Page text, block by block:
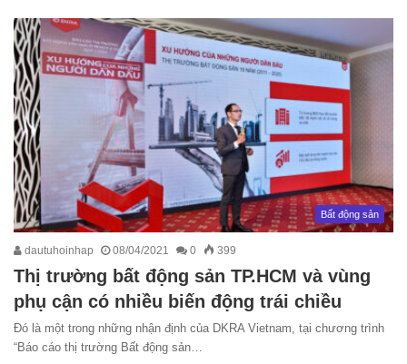
Bất động sản
dautuhoinhap 08/04/2021 0 399
Thị trường bất động sản TP.HCM và vùng
phụ cận có nhiều biến động trái chiều
Đó là một trong những nhận định của DKRA Vietnam, tại chương trình
“Báo cáo thị trường Bất động sản…